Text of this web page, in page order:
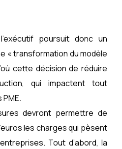
poursuit donc un
« transformation du modèle
cette décision de réduire
qui impactent tout
devront permettre de
les charges qui pèsent
Tout d’abord, la